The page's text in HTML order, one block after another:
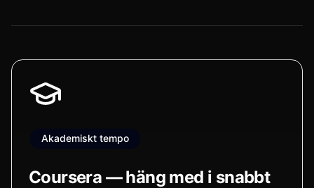
Akademiskt tempo
Coursera — häng med i snabbt